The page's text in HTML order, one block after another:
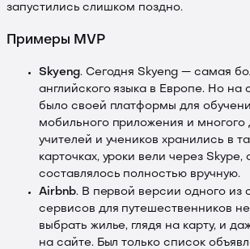
запустились слишком поздно.
Примеры MVP
Skyeng. Сегодня Skyeng — самая
английского языка в Европе. Но на
было своей платформы для
мобильного приложения и многого
учителей и учеников хранились в
карточках, уроки вели через
составлялось полностью вручную.
Airbnb. В первой версии одного из
сервисов для путешественников
выбрать жилье, глядя на карту, и
на сайте. Был только список